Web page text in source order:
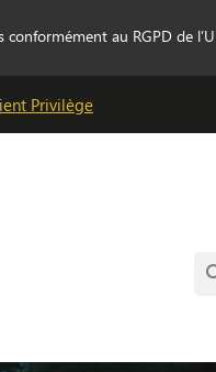
au RGPD de
Privilège